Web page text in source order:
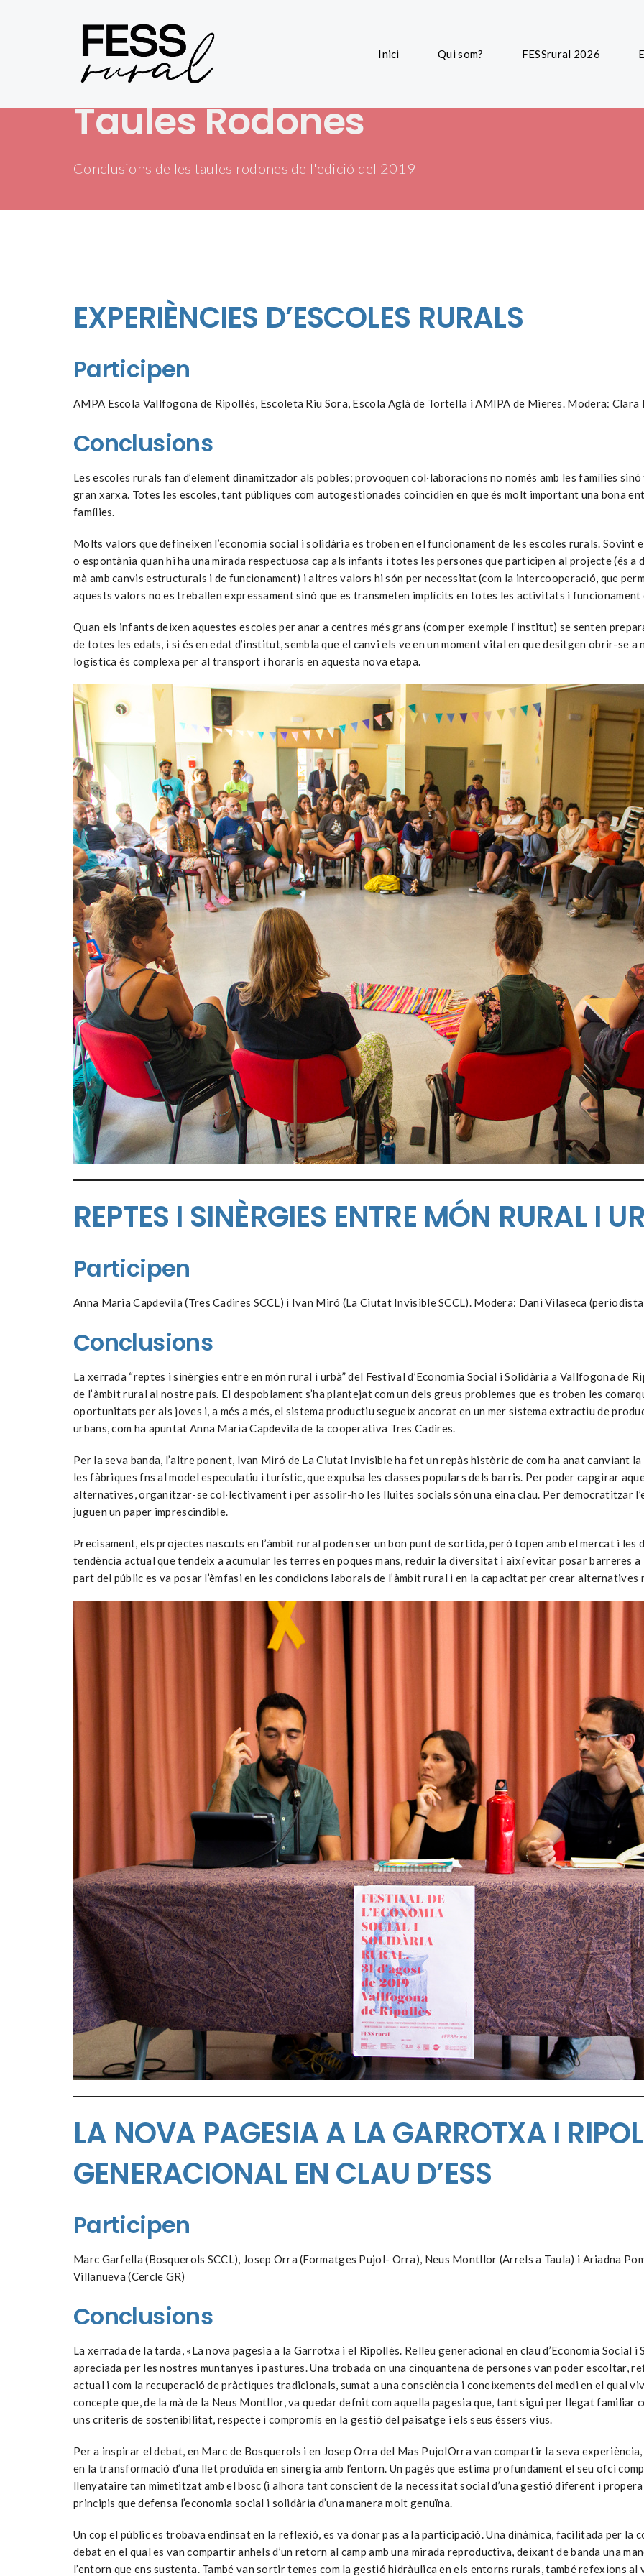
Inici Qui som? FESSrural 2026
Taules Rodones
Conclusions de les taules rodones de l'edició del 2019
EXPERIÈNCIES D’ESCOLES RURALS
Participen
AMPA Escola Vallfogona de Ripollès, Escoleta Riu Sora, Escola Aglà de Tortella i AMIPA de Mieres. Modera:
Conclusions
Les escoles rurals fan d’element dinamitzador als pobles; provoquen col·laboracions no només amb les famílies
gran xarxa. Totes les escoles, tant públiques com autogestionades coincidien en que és molt important una bona
famílies.
Molts valors que defineixen l’economia social i solidària es troben en el funcionament de les escoles rurals. Sovint
o espontània quan hi ha una mirada respectuosa cap als infants i totes les persones que participen al projecte (és a
mà amb canvis estructurals i de funcionament) i altres valors hi són per necessitat (com la intercooperació, que
aquests valors no es treballen expressament sinó que es transmeten implícits en totes les activitats i
Quan els infants deixen aquestes escoles per anar a centres més grans (com per exemple l’institut) se senten
de totes les edats, i si és en edat d’institut, sembla que el canvi els ve en un moment vital en que desitgen obrir-se
logística és complexa per al transport i horaris en aquesta nova etapa.
REPTES I SINÈRGIES ENTRE MÓN RURAL I
Participen
Anna Maria Capdevila (Tres Cadires SCCL) i Ivan Miró (La Ciutat Invisible SCCL). Modera: Dani Vilaseca
Conclusions
La xerrada “reptes i sinèrgies entre en món rural i urbà” del Festival d’Economia Social i Solidària a Vallfogona de
de l’àmbit rural al nostre país. El despoblament s’ha plantejat com un dels greus problemes que es troben les
oportunitats per als joves i, a més a més, el sistema productiu segueix ancorat en un mer sistema extractiu de
urbans, com ha apuntat Anna Maria Capdevila de la cooperativa Tres Cadires.
Per la seva banda, l’altre ponent, Ivan Miró de La Ciutat Invisible ha fet un repàs històric de com ha anat canviant
les fàbriques fns al model especulatiu i turístic, que expulsa les classes populars dels barris. Per poder capgirar
alternatives, organitzar-se col·lectivament i per assolir-ho les lluites socials són una eina clau. Per democratitzar
juguen un paper imprescindible.
Precisament, els projectes nascuts en l’àmbit rural poden ser un bon punt de sortida, però topen amb el mercat i
tendència actual que tendeix a acumular les terres en poques mans, reduir la diversitat i així evitar posar barreres
part del públic es va posar l’èmfasi en les condicions laborals de l’àmbit rural i en la capacitat per crear alternatives
LA NOVA PAGESIA A LA GARROTXA I
GENERACIONAL EN CLAU D’ESS
Participen
Marc Garfella (Bosquerols SCCL), Josep Orra (Formatges Pujol- Orra), Neus Montllor (Arrels a Taula) i Ariadna
Villanueva (Cercle GR)
Conclusions
La xerrada de la tarda, «La nova pagesia a la Garrotxa i el Ripollès. Relleu generacional en clau d’Economia Social i
apreciada per les nostres muntanyes i pastures. Una trobada on una cinquantena de persones van poder escoltar,
actual i com la recuperació de pràctiques tradicionals, sumat a una consciència i coneixements del medi en el qual
concepte que, de la mà de la Neus Montllor, va quedar defnit com aquella pagesia que, tant sigui per llegat familiar
uns criteris de sostenibilitat, respecte i compromís en la gestió del paisatge i els seus éssers vius.
Per a inspirar el debat, en Marc de Bosquerols i en Josep Orra del Mas PujolOrra van compartir la seva
en la transformació d’una llet produïda en sinergia amb l’entorn. Un pagès que estima profundament el seu ofci
llenyataire tan mimetitzat amb el bosc (i alhora tant conscient de la necessitat social d’una gestió diferent i
principis que defensa l’economia social i solidària d’una manera molt genuïna.
Un cop el públic es trobava endinsat en la reflexió, es va donar pas a la participació. Una dinàmica, facilitada per la
debat en el qual es van compartir anhels d’un retorn al camp amb una mirada reproductiva, deixant de banda una
l’entorn que ens sustenta. També van sortir temes com la gestió hidràulica en els entorns rurals, també refexions